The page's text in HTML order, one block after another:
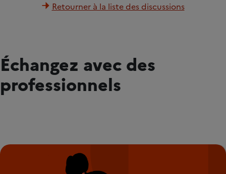
Retourner à la liste des discussions
Échangez avec des
professionnels